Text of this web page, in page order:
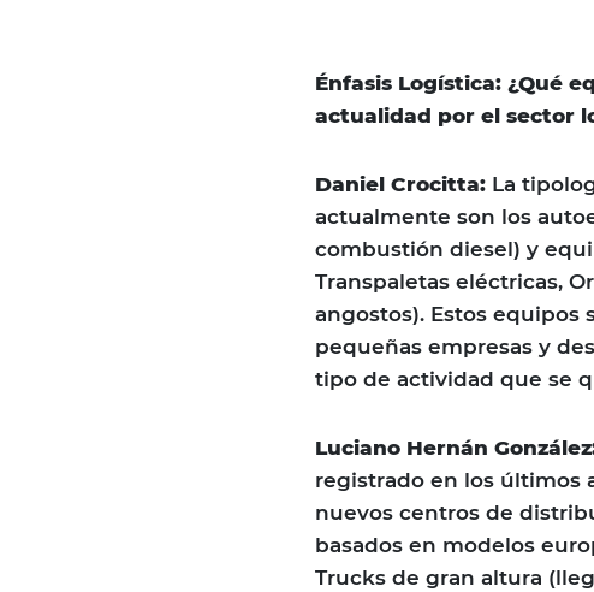
Énfasis Logística: ¿Qué
actualidad por el sector
Daniel Crocitta: La
actualmente son los
combustión diesel) y
Transpaletas eléctricas,
angostos). Estos equipos
pequeñas empresas y
tipo de actividad que se
Luciano Hernán
registrado en los últimos
nuevos centros de
basados en modelos
Trucks de gran altura